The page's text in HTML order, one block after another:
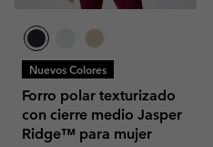
Nuevos Colores
Forro polar texturizado
con cierre medio Jasper
Ridge™ para mujer